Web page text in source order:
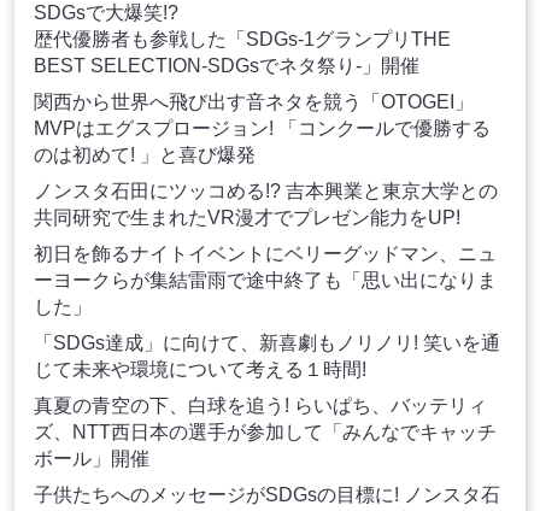
SDGsで大爆笑!?
歴代優勝者も参戦した「SDGs-1グランプリTHE
BEST SELECTION-SDGsでネタ祭り-」開催
関西から世界へ飛び出す音ネタを競う「OTOGEI」
MVPはエグスプロージョン! 「コンクールで優勝する
のは初めて! 」と喜び爆発
ノンスタ石田にツッコめる!? 吉本興業と東京大学との
共同研究で生まれたVR漫才でプレゼン能力をUP!
初日を飾るナイトイベントにベリーグッドマン、ニュ
ーヨークらが集結雷雨で途中終了も「思い出になりま
した」
「SDGs達成」に向けて、新喜劇もノリノリ! 笑いを通
じて未来や環境について考える１時間!
真夏の青空の下、白球を追う! らいぱち、バッテリィ
ズ、NTT西日本の選手が参加して「みんなでキャッチ
ボール」開催
子供たちへのメッセージがSDGsの目標に! ノンスタ石